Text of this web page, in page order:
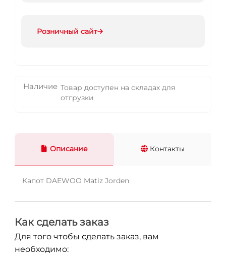
Розничный сайт
Наличие Товар доступен на складах для
отгрузки
Описание Контакты
Капот DAEWOO Matiz Jorden
Как сделать заказ
Для того чтобы сделать заказ, вам
необходимо: